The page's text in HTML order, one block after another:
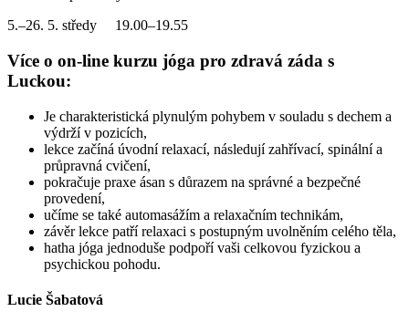
5.–26. 5. středy 19.00–19.55
Více o on-line kurzu jóga pro zdravá záda s
Luckou:
Je charakteristická plynulým pohybem v souladu s dechem a
výdrží v pozicích,
lekce začíná úvodní relaxací, následují zahřívací, spinální a
průpravná cvičení,
pokračuje praxe ásan s důrazem na správné a bezpečné
provedení,
učíme se také automasážím a relaxačním technikám,
závěr lekce patří relaxaci s postupným uvolněním celého těla,
hatha jóga jednoduše podpoří vaši celkovou fyzickou a
psychickou pohodu.
Lucie Šabatová